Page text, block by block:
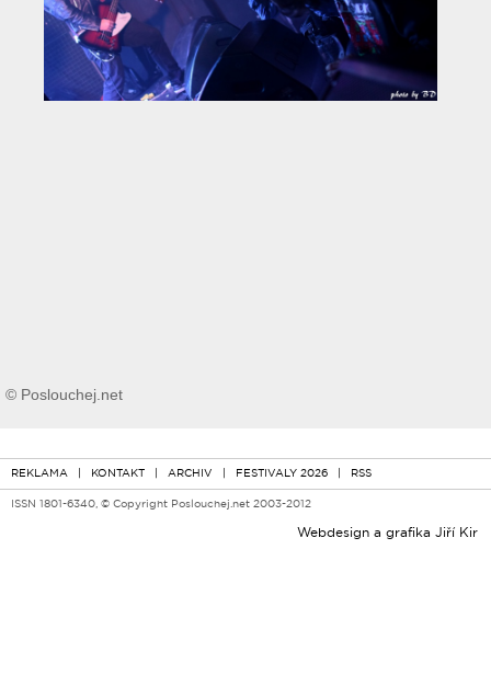
© Poslouchej.net
REKLAMA | KONTAKT | ARCHIV | FESTIVALY 2026 | RSS
ISSN 1801-6340, © Copyright Poslouchej.net 2003-2012
Webdesign a grafika Jiří Kir